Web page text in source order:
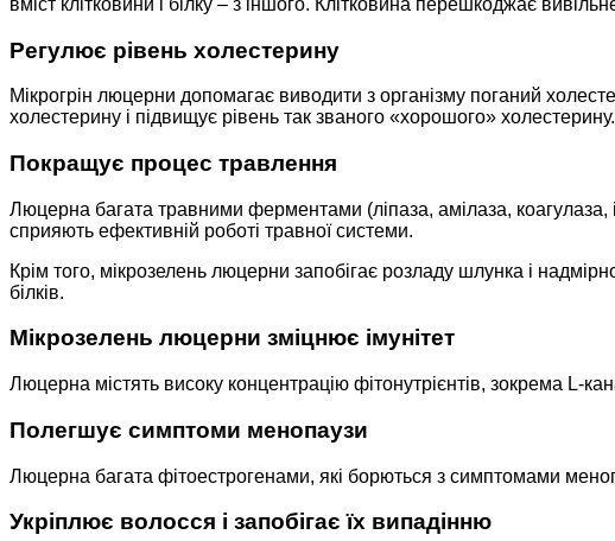
Регулює рівень холестерину
Мікрогрін люцерни допомагає виводити з організму поганий
холестерину і підвищує рівень так званого «хорошого» холестерину.
Покращує процес травлення
Люцерна багата травними ферментами (ліпаза, амілаза,
сприяють ефективній роботі травної системи.
Крім того, мікрозелень люцерни запобігає розладу шлунка і
білків.
Мікрозелень люцерни зміцнює імунітет
Люцерна містять високу концентрацію фітонутрієнтів, зокрема L-
Полегшує симптоми менопаузи
Люцерна багата фітоестрогенами, які борються з симптомами
Укріплює волосся і запобігає їх випадінню